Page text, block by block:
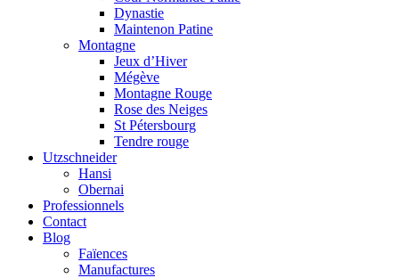
Dynastie
Maintenon Patine
Montagne
Jeux d’Hiver
Mégève
Montagne Rouge
Rose des Neiges
St Pétersbourg
Tendre rouge
Utzschneider
Hansi
Obernai
Professionnels
Contact
Blog
Faïences
Manufactures